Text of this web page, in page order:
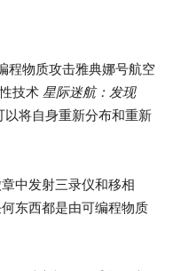
程物质攻击雅典娜号航空
技术 星际迷航：发现
将自身重新分布和重新
中发射三录仪和移相
东西都是由可编程物质